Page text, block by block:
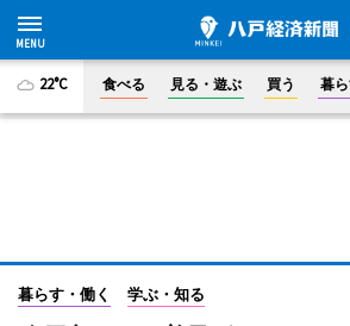
22°C 食べる 見る・遊ぶ 買う 暮
暮らす・働く 学ぶ・知る